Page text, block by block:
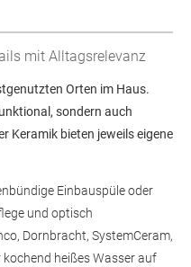
mit Alltagsrelevanz
Orten im Haus.
sondern auch
Keramik bieten jeweils eigene
Einbauspüle oder
und optisch
Dornbracht, SystemCeram,
kochend heißes Wasser auf